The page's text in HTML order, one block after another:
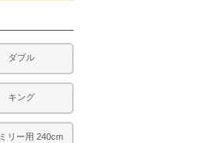
ダブル
キング
リー用 240cm